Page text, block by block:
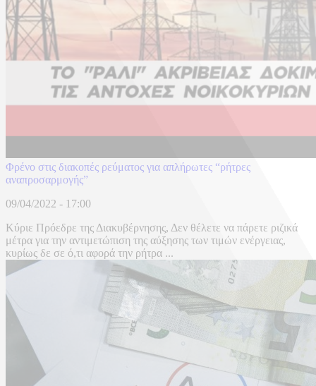
Φρένο στις διακοπές ρεύματος για απλήρωτες “ρήτρες
αναπροσαρμογής”
09/04/2022 - 17:00
Κύριε Πρόεδρε της Διακυβέρνησης, Δεν θέλετε να πάρετε ριζικά
μέτρα για την αντιμετώπιση της αύξησης των τιμών ενέργειας,
κυρίως δε σε ό,τι αφορά την ρήτρα ...